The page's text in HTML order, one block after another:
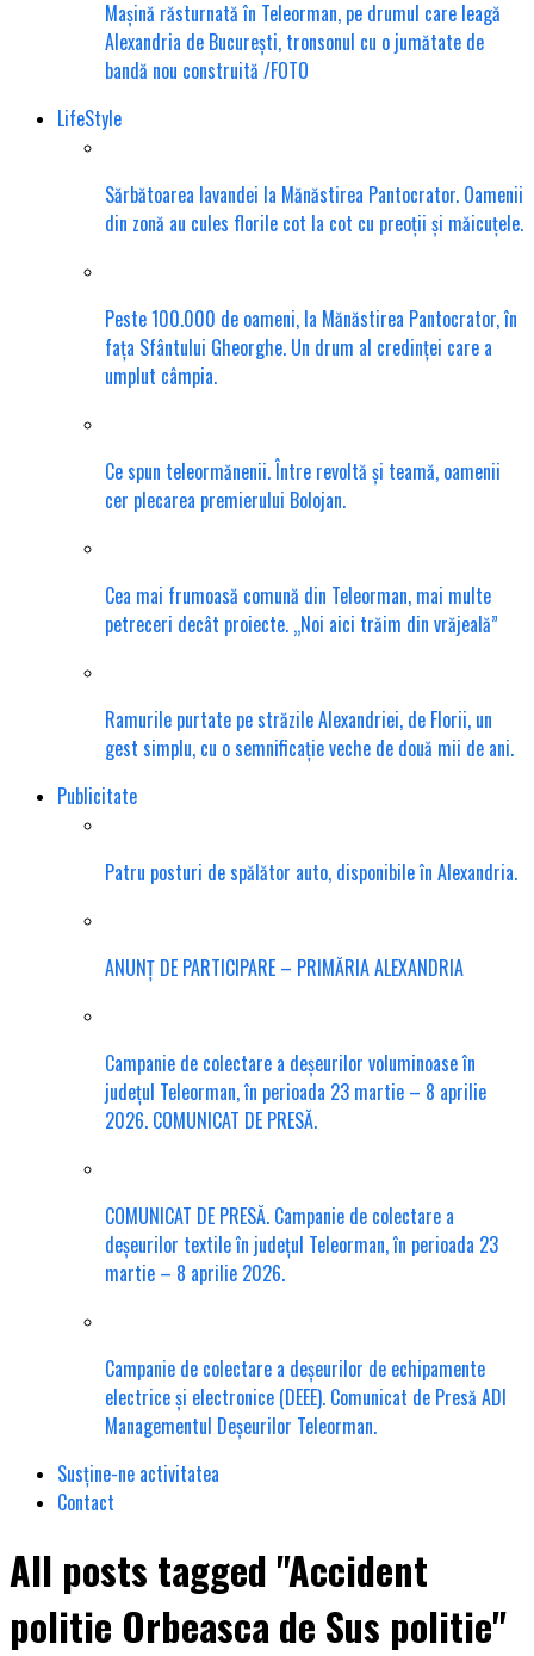
Mașină răsturnată în Teleorman, pe drumul care leagă
Alexandria de București, tronsonul cu o jumătate de
bandă nou construită /FOTO
LifeStyle
Sărbătoarea lavandei la Mănăstirea Pantocrator. Oamenii
din zonă au cules florile cot la cot cu preoții și măicuțele.
Peste 100.000 de oameni, la Mănăstirea Pantocrator, în
fața Sfântului Gheorghe. Un drum al credinței care a
umplut câmpia.
Ce spun teleormănenii. Între revoltă și teamă, oamenii
cer plecarea premierului Bolojan.
Cea mai frumoasă comună din Teleorman, mai multe
petreceri decât proiecte. „Noi aici trăim din vrăjeală”
Ramurile purtate pe străzile Alexandriei, de Florii, un
gest simplu, cu o semnificație veche de două mii de ani.
Publicitate
Patru posturi de spălător auto, disponibile în Alexandria.
ANUNȚ DE PARTICIPARE – PRIMĂRIA ALEXANDRIA
Campanie de colectare a deșeurilor voluminoase în
județul Teleorman, în perioada 23 martie – 8 aprilie
2026. COMUNICAT DE PRESĂ.
COMUNICAT DE PRESĂ. Campanie de colectare a
deșeurilor textile în județul Teleorman, în perioada 23
martie – 8 aprilie 2026.
Campanie de colectare a deșeurilor de echipamente
electrice și electronice (DEEE). Comunicat de Presă ADI
Managementul Deșeurilor Teleorman.
Susține-ne activitatea
Contact
All posts tagged "Accident
politie Orbeasca de Sus politie"